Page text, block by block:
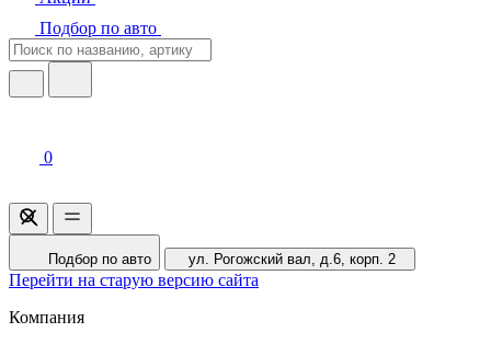
Подбор по авто
0
Подбор по авто ул. Рогожский вал, д.6, корп. 2
Перейти на старую версию сайта
Компания